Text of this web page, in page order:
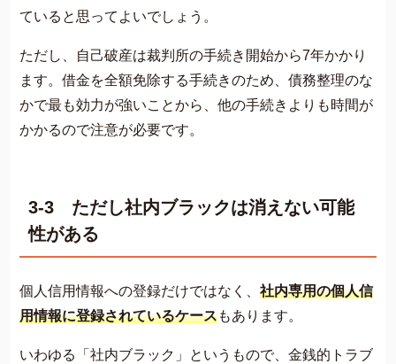
ていると思ってよいでしょう。
ただし、自己破産は裁判所の手続き開始から7年かかり
ます。借金を全額免除する手続きのため、債務整理のな
かで最も効力が強いことから、他の手続きよりも時間が
かかるので注意が必要です。
3-3 ただし社内ブラックは消えない可能
性がある
個人信用情報への登録だけではなく、 社内専用の個人信
用情報に登録されているケースもあります。
いわゆる「社内ブラック」というもので、金銭的トラブ